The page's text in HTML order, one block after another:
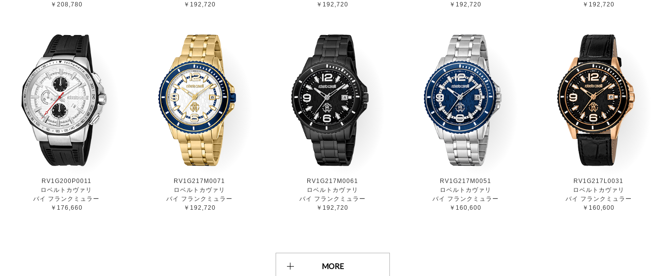
￥208,780
￥192,720
￥192,720
￥192,720
￥192,720
RV1G200P0011
ロベルトカヴァリ
バイ フランクミュラー
￥176,660
RV1G217M0071
ロベルトカヴァリ
バイ フランクミュラー
￥192,720
RV1G217M0061
ロベルトカヴァリ
バイ フランクミュラー
￥192,720
RV1G217M0051
ロベルトカヴァリ
バイ フランクミュラー
￥160,600
RV1G217L0031
ロベルトカヴァリ
バイ フランクミュラー
￥160,600
MORE